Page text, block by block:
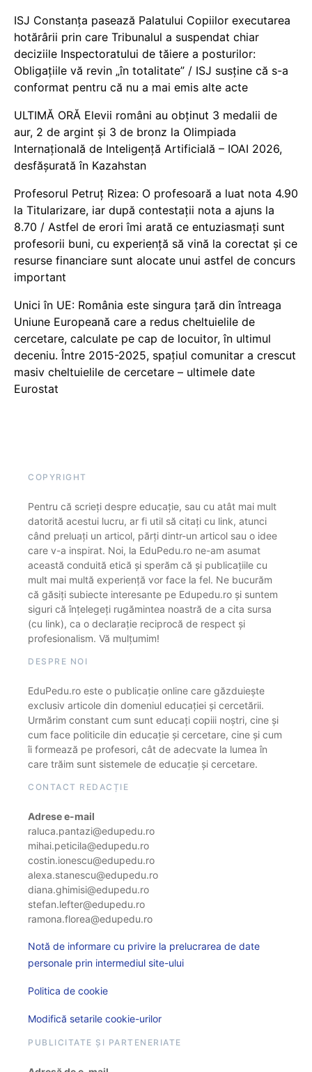
ISJ Constanța pasează Palatului Copiilor executarea
hotărârii prin care Tribunalul a suspendat chiar
deciziile Inspectoratului de tăiere a posturilor:
Obligațiile vă revin „în totalitate” / ISJ susține că s-a
conformat pentru că nu a mai emis alte acte
ULTIMĂ ORĂ Elevii români au obținut 3 medalii de
aur, 2 de argint și 3 de bronz la Olimpiada
Internațională de Inteligență Artificială – IOAI 2026,
desfășurată în Kazahstan
Profesorul Petruț Rizea: O profesoară a luat nota 4.90
la Titularizare, iar după contestații nota a ajuns la
8.70 / Astfel de erori îmi arată ce entuziasmați sunt
profesorii buni, cu experiență să vină la corectat și ce
resurse financiare sunt alocate unui astfel de concurs
important
Unici în UE: România este singura țară din întreaga
Uniune Europeană care a redus cheltuielile de
cercetare, calculate pe cap de locuitor, în ultimul
deceniu. Între 2015-2025, spațiul comunitar a crescut
masiv cheltuielile de cercetare – ultimele date
Eurostat
COPYRIGHT
Pentru că scrieți despre educație, sau cu atât mai mult
datorită acestui lucru, ar fi util să citați cu link, atunci
când preluați un articol, părți dintr-un articol sau o idee
care v-a inspirat. Noi, la EduPedu.ro ne-am asumat
această conduită etică și sperăm că și publicațiile cu
mult mai multă experiență vor face la fel. Ne bucurăm
că găsiți subiecte interesante pe Edupedu.ro și suntem
siguri că înțelegeți rugămintea noastră de a cita sursa
(cu link), ca o declarație reciprocă de respect și
profesionalism. Vă mulțumim!
DESPRE NOI
EduPedu.ro este o publicație online care găzduiește
exclusiv articole din domeniul educației și cercetării.
Urmărim constant cum sunt educați copiii noștri, cine și
cum face politicile din educație și cercetare, cine și cum
îi formează pe profesori, cât de adecvate la lumea în
care trăim sunt sistemele de educație și cercetare.
CONTACT REDACȚIE
Adrese e-mail
raluca.pantazi@edupedu.ro
mihai.peticila@edupedu.ro
costin.ionescu@edupedu.ro
alexa.stanescu@edupedu.ro
diana.ghimisi@edupedu.ro
stefan.lefter@edupedu.ro
ramona.florea@edupedu.ro
Notă de informare cu privire la prelucrarea de date
personale prin intermediul site-ului
Politica de cookie
Modifică setarile cookie-urilor
PUBLICITATE ȘI PARTENERIATE